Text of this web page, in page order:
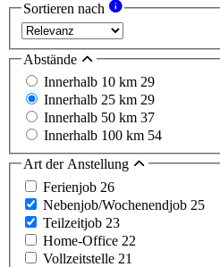
Sortieren nach
Abstände
Innerhalb 10 km 29
Innerhalb 25 km 29
Innerhalb 50 km 37
Innerhalb 100 km 54
Art der Anstellung
Ferienjob 26
Nebenjob/Wochenendjob 25
Teilzeitjob 23
Home-Office 22
Vollzeitstelle 21